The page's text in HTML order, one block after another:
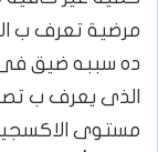
مرضية تعرف ب
ده سببه ضيق فى
الذى يعرف ب
مستوى